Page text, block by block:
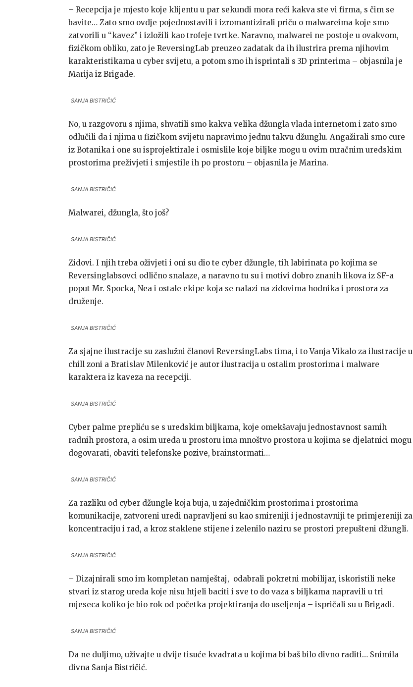
– Recepcija je mjesto koje klijentu u par sekundi mora reći kakva ste vi firma, s čim se
bavite… Zato smo ovdje pojednostavili i izromantizirali priču o malwareima koje smo
zatvorili u “kavez” i izložili kao trofeje tvrtke. Naravno, malwarei ne postoje u ovakvom,
fizičkom obliku, zato je ReversingLab preuzeo zadatak da ih ilustrira prema njihovim
karakteristikama u cyber svijetu, a potom smo ih isprintali s 3D printerima – objasnila je
Marija iz Brigade.
SANJA BISTRIČIĆ
No, u razgovoru s njima, shvatili smo kakva velika džungla vlada internetom i zato smo
odlučili da i njima u fizičkom svijetu napravimo jednu takvu džunglu. Angažirali smo cure
iz Botanika i one su isprojektirale i osmislile koje biljke mogu u ovim mračnim uredskim
prostorima preživjeti i smjestile ih po prostoru – objasnila je Marina.
SANJA BISTRIČIĆ
Malwarei, džungla, što još?
SANJA BISTRIČIĆ
Zidovi. I njih treba oživjeti i oni su dio te cyber džungle, tih labirinata po kojima se
Reversinglabsovci odlično snalaze, a naravno tu su i motivi dobro znanih likova iz SF-a
poput Mr. Spocka, Nea i ostale ekipe koja se nalazi na zidovima hodnika i prostora za
druženje.
SANJA BISTRIČIĆ
Za sjajne ilustracije su zaslužni članovi ReversingLabs tima, i to Vanja Vikalo za ilustracije u
chill zoni a Bratislav Milenković je autor ilustracija u ostalim prostorima i malware
karaktera iz kaveza na recepciji.
SANJA BISTRIČIĆ
Cyber palme prepliću se s uredskim biljkama, koje omekšavaju jednostavnost samih
radnih prostora, a osim ureda u prostoru ima mnoštvo prostora u kojima se djelatnici mogu
dogovarati, obaviti telefonske pozive, brainstormati…
SANJA BISTRIČIĆ
Za razliku od cyber džungle koja buja, u zajedničkim prostorima i prostorima
komunikacije, zatvoreni uredi napravljeni su kao smireniji i jednostavniji te primjereniji za
koncentraciju i rad, a kroz staklene stijene i zelenilo naziru se prostori prepušteni džungli.
SANJA BISTRIČIĆ
– Dizajnirali smo im kompletan namještaj, odabrali pokretni mobilijar, iskoristili neke
stvari iz starog ureda koje nisu htjeli baciti i sve to do vaza s biljkama napravili u tri
mjeseca koliko je bio rok od početka projektiranja do useljenja – ispričali su u Brigadi.
SANJA BISTRIČIĆ
Da ne duljimo, uživajte u dvije tisuće kvadrata u kojima bi baš bilo divno raditi… Snimila
divna Sanja Bistričić.